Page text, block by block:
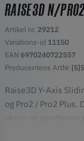
RAISE3D N/
Artikel nr. 29212
Variations-id 11150
EAN 6970240722557
Producentens ArtNr
Raise3D Y-Axis
og Pro2 / Pro2
aksen og